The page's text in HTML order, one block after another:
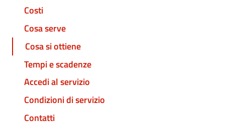
Costi
Cosa serve
Cosa si ottiene
Tempi e scadenze
Accedi al servizio
Condizioni di servizio
Contatti